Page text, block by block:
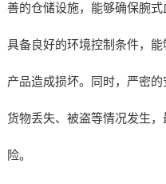
善的仓储设施，能够确保腕
具备良好的环境控制条件，
产品造成损坏。同时，严密
货物丢失、被盗等情况发生
险。